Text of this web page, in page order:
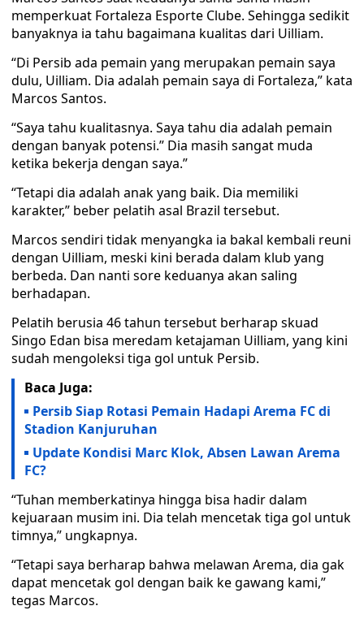
memperkuat Fortaleza Esporte Clube. Sehingga sedikit
banyaknya ia tahu bagaimana kualitas dari Uilliam.
“Di Persib ada pemain yang merupakan pemain saya
dulu, Uilliam. Dia adalah pemain saya di Fortaleza,” kata
Marcos Santos.
“Saya tahu kualitasnya. Saya tahu dia adalah pemain
dengan banyak potensi.” Dia masih sangat muda
ketika bekerja dengan saya.”
“Tetapi dia adalah anak yang baik. Dia memiliki
karakter,” beber pelatih asal Brazil tersebut.
Marcos sendiri tidak menyangka ia bakal kembali reuni
dengan Uilliam, meski kini berada dalam klub yang
berbeda. Dan nanti sore keduanya akan saling
berhadapan.
Pelatih berusia 46 tahun tersebut berharap skuad
Singo Edan bisa meredam ketajaman Uilliam, yang kini
sudah mengoleksi tiga gol untuk Persib.
Baca Juga:
Persib Siap Rotasi Pemain Hadapi Arema FC di
Stadion Kanjuruhan
Update Kondisi Marc Klok, Absen Lawan Arema
FC?
“Tuhan memberkatinya hingga bisa hadir dalam
kejuaraan musim ini. Dia telah mencetak tiga gol untuk
timnya,” ungkapnya.
“Tetapi saya berharap bahwa melawan Arema, dia gak
dapat mencetak gol dengan baik ke gawang kami,”
tegas Marcos.